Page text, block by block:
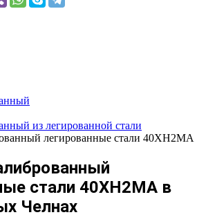
из легированной стали
легированные стали 40ХН2МА
стали 40ХН2МА в
Челнах